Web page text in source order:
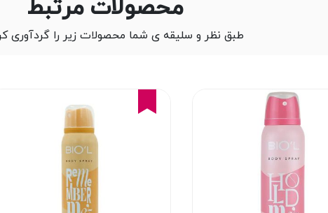
محصولات مرتبط
طبق نظر و سلیقه ی شما محصولات زیر را گردآوری